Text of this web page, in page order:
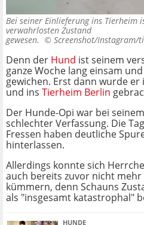
Bei seiner Einlieferung ins Tierheim
verwahrlosten Zustand
gewesen. © Screenshot/Instagram/
Denn der Hund ist seinem
ganze Woche lang einsam
gewichen. Erst dann wurde
und ins Tierheim Berlin
Der Hunde-Opi war bei
schlechter Verfassung. Die
Fressen haben deutliche
hinterlassen.
Allerdings konnte sich
auch bereits zuvor nicht
kümmern, denn Schauns
als "insgesamt katastrophal"
HUNDE